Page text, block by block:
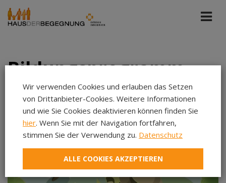
Bildungsprogramm
Alle Portale Kommende Veranstaltungen
Aug 2026
Sep 2026
Okt 2026
Nov 2026
Wir verwenden Cookies und erlauben das Setzen
von Drittanbieter-Cookies. Weitere Informationen
und wie Sie Cookies deaktivieren können finden Sie
hier. Wenn Sie mit der Navigation fortfahren,
stimmen Sie der Verwendung zu. Datenschutz
ALLE COOKIES AKZEPTIEREN